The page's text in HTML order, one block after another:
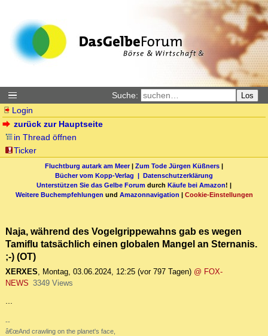
Suche: Los
Login
zurück zur Hauptseite
in Thread öffnen
Ticker
Fluchtburg autark am Meer| Zum Tode Jürgen Küßners |
Bücher vom Kopp-Verlag | Datenschutzerklärung
Unterstützen Sie das Gelbe Forum durch Käufe bei Amazon! |
Weitere Buchempfehlungen und Amazonnavigation | Cookie-Einstellungen
Naja, während des Vogelgrippewahns gab es wegen
Tamiflu tatsächlich einen globalen Mangel an Sternanis.
;-) (OT)
XERXES, Montag, 03.06.2024, 12:25 (vor 797 Tagen) @ FOX-
NEWS 3349 Views
...
--
â€œAnd crawling on the planet's face,